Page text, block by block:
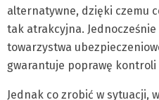
alternatywne, dzięki czemu
tak atrakcyjna. Jednocześnie
towarzystwa
gwarantuje poprawę
Jednak co zrobić w sytuacji,